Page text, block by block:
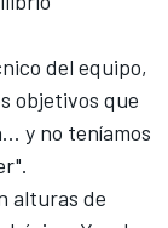
del equipo,
objetivos que
y no teníamos
alturas de